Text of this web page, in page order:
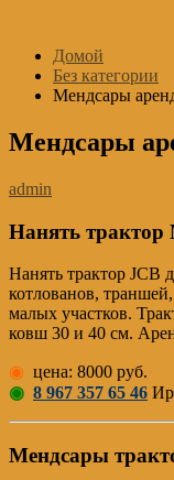
содержимому
Домой
Без категории
Мендсары
Мендсары
admin
Нанять
Нанять трактор JCB
котлованов,
малых участков.
ковш 30 и 40 см.
◉ цена: 8000 руб.
◉ 8 967 357 65 46
Мендсары